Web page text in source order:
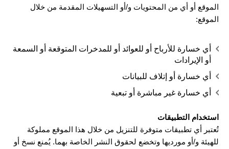
الموقع أو أي من المحتويات و/أو التسهيلات المقدمة من خلال
الموقع:
أي خسارة للأرباح أو للعوائد أو للمدخرات المتوقعة أو السمعة
أو الإيرادات
أي خسارة أو إتلاف للبيانات
أي خسارة غير مباشرة أو تبعية
استخدام التطبيقات
تُعتبر أي تطبيقات متوفرة للتنزيل من خلال هذا الموقع مملوكة
للهيئة و/أو مورديها وتخضع لحقوق النشر الخاصة بهما. يُمنع نسخ أو